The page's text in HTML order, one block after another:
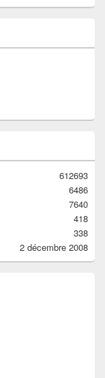
612693
6486
7640
418
338
2 décembre 2008